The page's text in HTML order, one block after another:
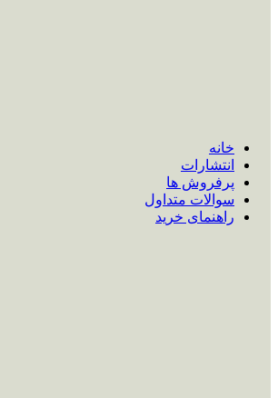
خانه
انتشارات
پرفروش ها
سوالات متداول
راهنمای خرید